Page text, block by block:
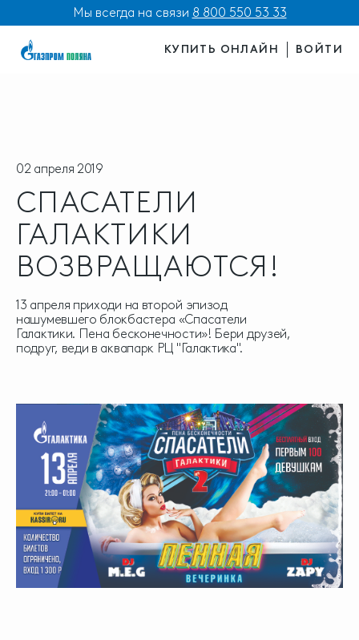
Мы всегда на связи 8 800 550 53 33
КУПИТЬ ОНЛАЙН ВОЙТИ
02 апреля 2019
СПАСАТЕЛИ
ГАЛАКТИКИ
ВОЗВРАЩАЮТСЯ!
13 апреля приходи на второй эпизод
нашумевшего блокбастера «Спасатели
Галактики. Пена бесконечности»! Бери друзей,
подруг, веди в аквапарк РЦ "Галактика".